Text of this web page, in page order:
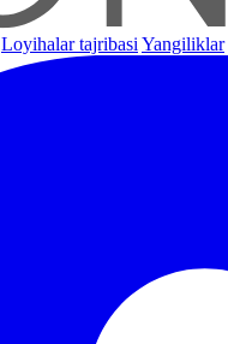
Loyihalar tajribasi Yangiliklar